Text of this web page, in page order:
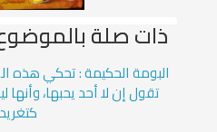
ذات صلة
البومة الحكيمة : تحكي هذه
تقول إن لا أحد يحبها،